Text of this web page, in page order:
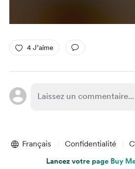
4 J’aime
Français Confidentialité
Lancez votre page Buy